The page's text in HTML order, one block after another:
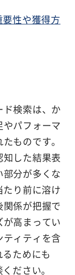
性や獲得方
検索は、か
パフォーマ
ものです。
した結果表
分が多くな
り前に溶け
係が把握で
高まってい
ティティを含
ためにも
ださい。